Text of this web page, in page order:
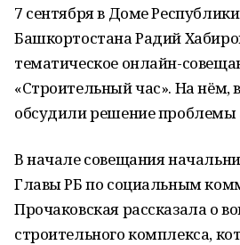
7 сентября в Доме
Башкортостана Радий
тематическое онлайн-
«Строительный час». На нём,
обсудили решение проблемы
В начале совещания
Главы РБ по социальным
Прочаковская рассказала о
строительного комплекса,